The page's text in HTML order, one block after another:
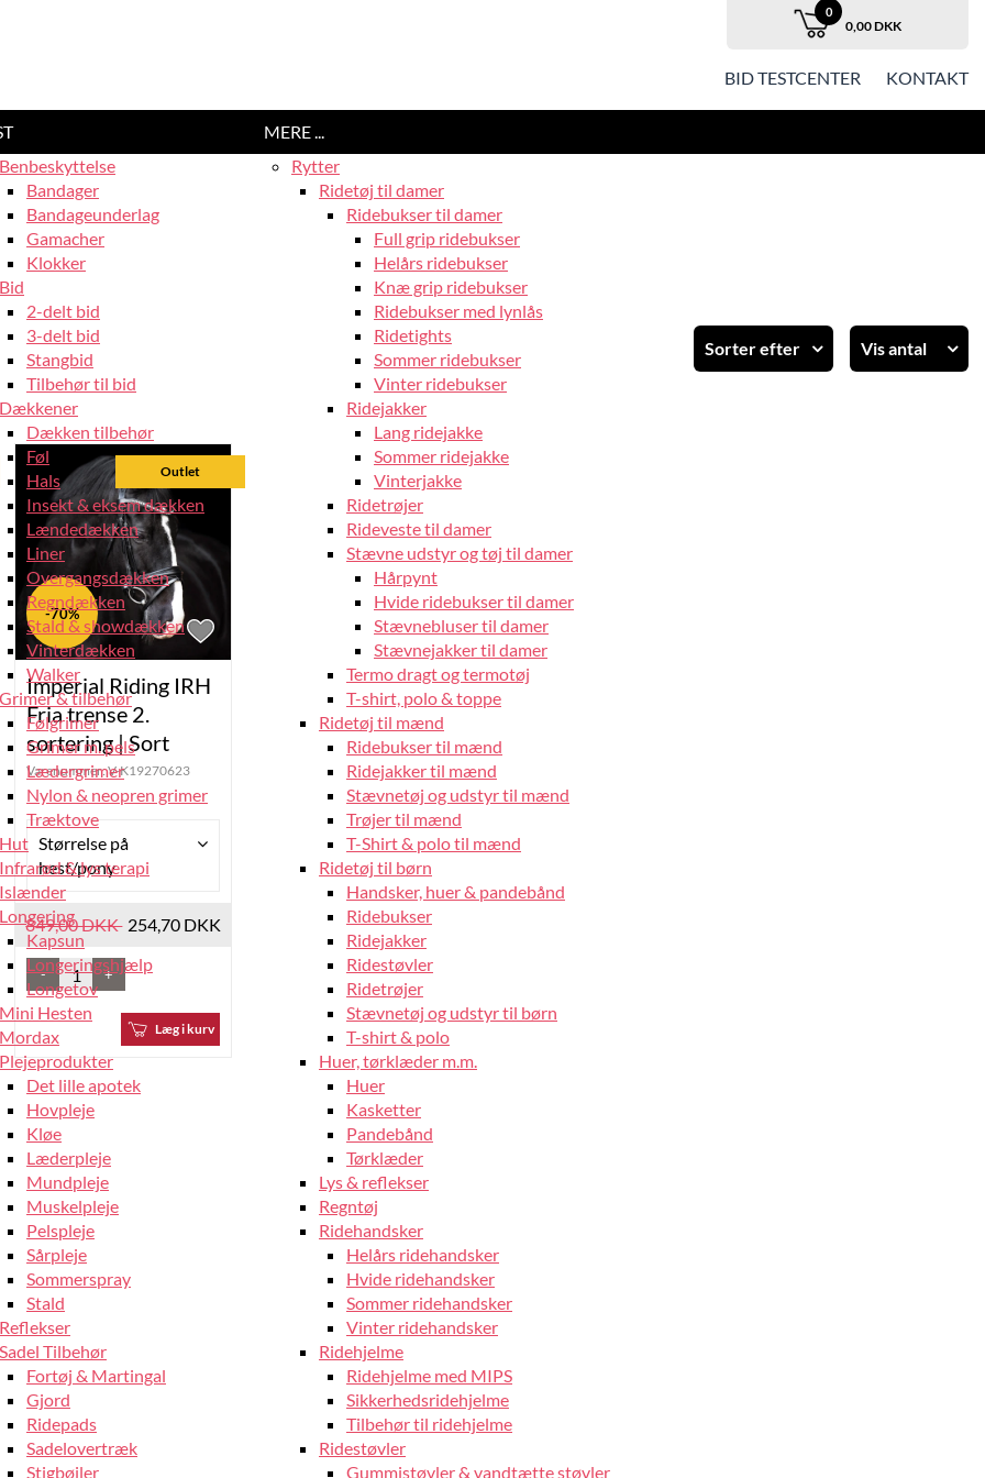
0
0,00 DKK
BID TESTCENTER KONTAKT
Benbeskyttelse
Bandager
Bandageunderlag
Gamacher
Klokker
Bid
2-delt bid
3-delt bid
Stangbid
Tilbehør til bid
Dækkener
Dækken tilbehør
Føl
Hals
Insekt & eksem dækken
Lændedækken
Liner
Overgangsdækken
Regndækken
Stald & showdækken
Vinterdækken
Walker
Grimer & tilbehør
Følgrimer
Grimer m. pels
Lædergrimer
Nylon & neopren grimer
Træktove
Hut
Infrarød & lys terapi
Islænder
Longering
Kapsun
Longeringshjælp
Longetov
Mini Hesten
Mordax
Plejeprodukter
Det lille apotek
Hovpleje
Kløe
Læderpleje
Mundpleje
Muskelpleje
Pelspleje
Sårpleje
Sommerspray
Stald
Reflekser
Sadel Tilbehør
Fortøj & Martingal
Gjord
Ridepads
Sadelovertræk
Stigbøjler
MERE ...
Rytter
Ridetøj til damer
Ridebukser til damer
Full grip ridebukser
Helårs ridebukser
Knæ grip ridebukser
Ridebukser med lynlås
Ridetights
Sommer ridebukser
Vinter ridebukser
Ridejakker
Lang ridejakke
Sommer ridejakke
Vinterjakke
Ridetrøjer
Rideveste til damer
Stævne udstyr og tøj til damer
Hårpynt
Hvide ridebukser til damer
Stævnebluser til damer
Stævnejakker til damer
Termo dragt og termotøj
T-shirt, polo & toppe
Ridetøj til mænd
Ridebukser til mænd
Ridejakker til mænd
Stævnetøj og udstyr til mænd
Trøjer til mænd
T-Shirt & polo til mænd
Ridetøj til børn
Handsker, huer & pandebånd
Ridebukser
Ridejakker
Ridestøvler
Ridetrøjer
Stævnetøj og udstyr til børn
T-shirt & polo
Huer, tørklæder m.m.
Huer
Kasketter
Pandebånd
Tørklæder
Lys & reflekser
Regntøj
Ridehandsker
Helårs ridehandsker
Hvide ridehandsker
Sommer ridehandsker
Vinter ridehandsker
Ridehjelme
Ridehjelme med MIPS
Sikkerhedsridehjelme
Tilbehør til ridehjelme
Ridestøvler
Gummistøvler & vandtætte støvler
Sorter efter
Vis antal
-70%
Imperial Riding IRH
Fria trense 2.
sortering | Sort
Varenummer:V-K19270623
Størrelse på
hest/pony
Outlet
849,00 DKK 254,70 DKK
- +
Læg i kurv